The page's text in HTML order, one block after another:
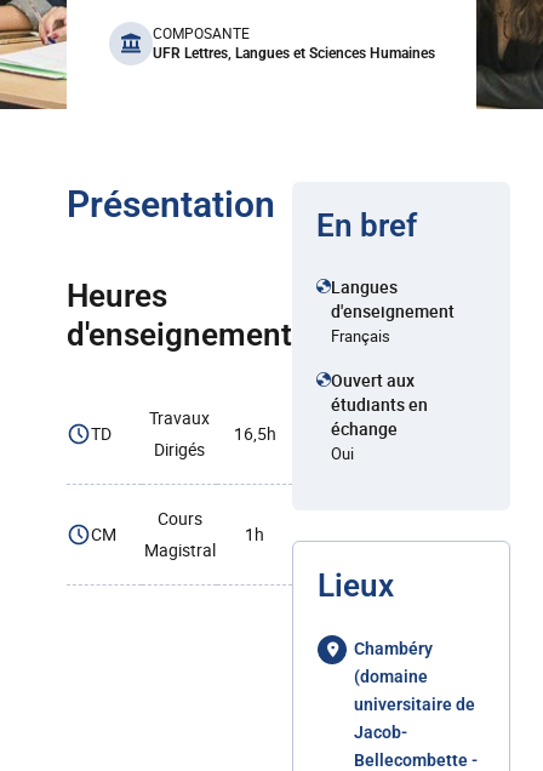
benefits
COMPOSANTE
UFR Lettres, Langues et Sciences Humaines
Présentation
Heures
d'enseignement
TD
Travaux
Dirigés
16,5h
CM
Cours
Magistral
1h
En bref
Langues
d'enseignement
Français
Ouvert aux
étudiants en
échange
Oui
Lieux
Chambéry
(domaine
universitaire de
Jacob-
Bellecombette -